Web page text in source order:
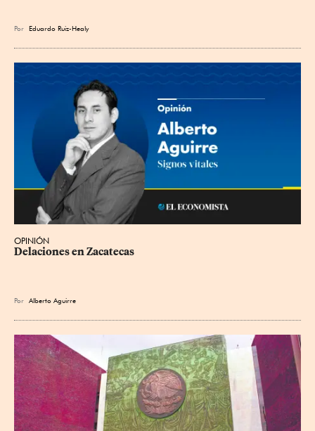
Por Eduardo Ruiz-Healy
OPINIÓN
Delaciones en Zacatecas
Por Alberto Aguirre